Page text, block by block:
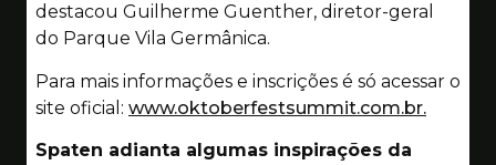
destacou Guilherme Guenther, diretor-geral
do Parque Vila Germânica.
Para mais informações e inscrições é só acessar o
site oficial: www.oktoberfestsummit.com.br.
Spaten adianta algumas inspirações da